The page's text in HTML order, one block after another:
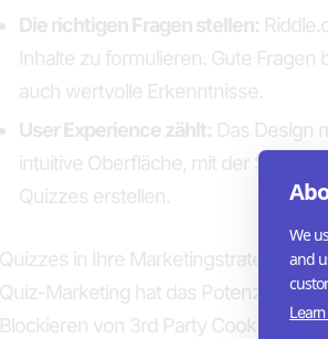
Die richtigen Fragen stellen:
Inhalte zu formulieren. Gute
auch wertvolle Erkenntnisse.
User Experience zählt: Das Design
intuitive Oberfläche, mit der Sie
Quizzes erstellen.
Quizzes in Ihre Marketingstrategie
Quiz-Marketing hat das Potenzial, die
Blockieren von 3rd Party Cookies
We
and